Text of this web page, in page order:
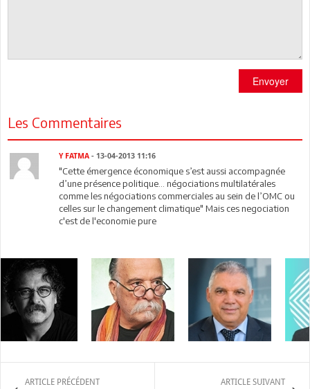
Envoyer
Les Commentaires
Y FATMA - 13-04-2013 11:16
"Cette émergence économique s’est aussi accompagnée
d’une présence politique... négociations multilatérales
comme les négociations commerciales au sein de l’OMC ou
celles sur le changement climatique" Mais ces negociation
c'est de l'economie pure
ARTICLE PRÉCÉDENT ARTICLE SUIVANT